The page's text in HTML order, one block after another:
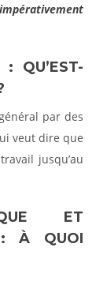
: QU’EST-
par des
veut dire que
jusqu’au
ET
: À QUOI